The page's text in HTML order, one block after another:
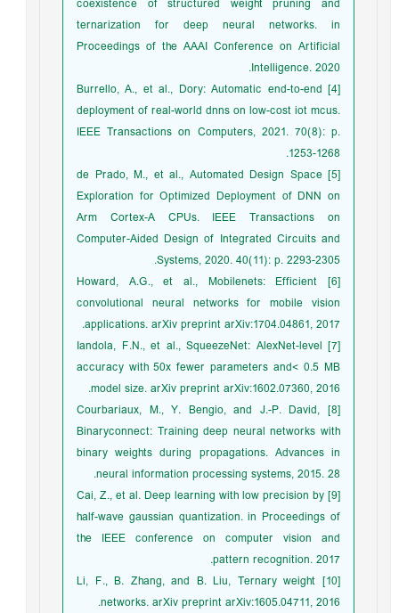
coexistence of structured weight pruning and
ternarization for deep neural networks. in
Proceedings of the AAAI Conference on Artificial
Intelligence. 2020.
[4] Burrello, A., et al., Dory: Automatic end-to-end
deployment of real-world dnns on low-cost iot mcus.
IEEE Transactions on Computers, 2021. 70(8): p.
1253-1268.
[5] de Prado, M., et al., Automated Design Space
Exploration for Optimized Deployment of DNN on
Arm Cortex-A CPUs. IEEE Transactions on
Computer-Aided Design of Integrated Circuits and
Systems, 2020. 40(11): p. 2293-2305.
[6] Howard, A.G., et al., Mobilenets: Efficient
convolutional neural networks for mobile vision
applications. arXiv preprint arXiv:1704.04861, 2017.
[7] Iandola, F.N., et al., SqueezeNet: AlexNet-level
accuracy with 50x fewer parameters and< 0.5 MB
model size. arXiv preprint arXiv:1602.07360, 2016.
[8] Courbariaux, M., Y. Bengio, and J.-P. David,
Binaryconnect: Training deep neural networks with
binary weights during propagations. Advances in
neural information processing systems, 2015. 28.
[9] Cai, Z., et al. Deep learning with low precision by
half-wave gaussian quantization. in Proceedings of
the IEEE conference on computer vision and
pattern recognition. 2017.
[10] Li, F., B. Zhang, and B. Liu, Ternary weight
networks. arXiv preprint arXiv:1605.04711, 2016.